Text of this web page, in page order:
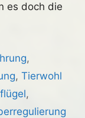
es doch die
,
, Tierwohl
,